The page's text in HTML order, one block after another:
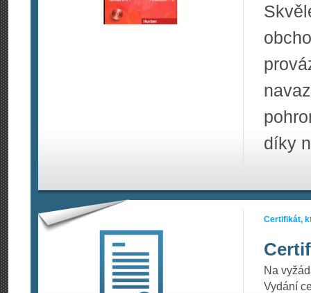
díky
Certifikát,
Na
Vydání